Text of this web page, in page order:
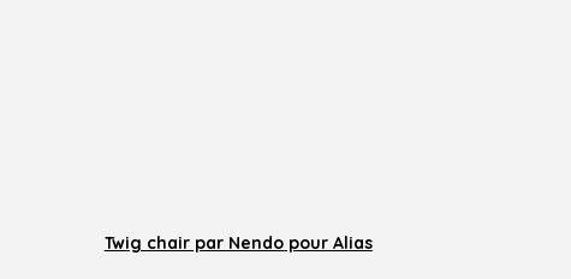
Twig chair par Nendo pour Alias